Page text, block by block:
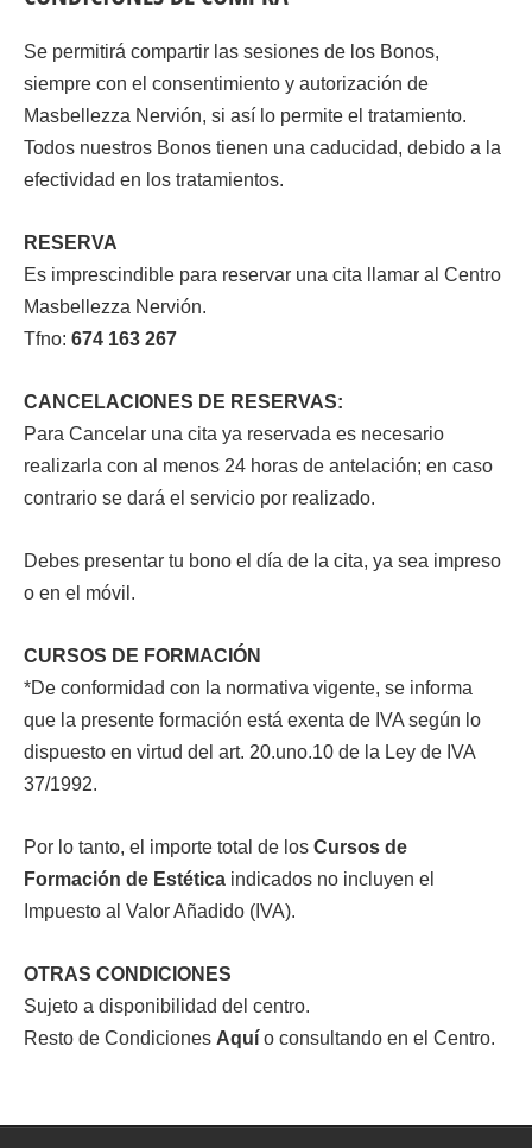
Se permitirá compartir las sesiones de los Bonos,
siempre con el consentimiento y autorización de
Masbellezza Nervión, si así lo permite el tratamiento.
Todos nuestros Bonos tienen una caducidad, debido a la
efectividad en los tratamientos.
RESERVA
Es imprescindible para reservar una cita llamar al Centro
Masbellezza Nervión.
Tfno: 674 163 267
CANCELACIONES DE RESERVAS:
Para Cancelar una cita ya reservada es necesario
realizarla con al menos 24 horas de antelación; en caso
contrario se dará el servicio por realizado.
Debes presentar tu bono el día de la cita, ya sea impreso
o en el móvil.
CURSOS DE FORMACIÓN
*De conformidad con la normativa vigente, se informa
que la presente formación está exenta de IVA según lo
dispuesto en virtud del art. 20.uno.10 de la Ley de IVA
37/1992.
Por lo tanto, el importe total de los Cursos de
Formación de Estética indicados no incluyen el
Impuesto al Valor Añadido (IVA).
OTRAS CONDICIONES
Sujeto a disponibilidad del centro.
Resto de Condiciones Aquí o consultando en el Centro.